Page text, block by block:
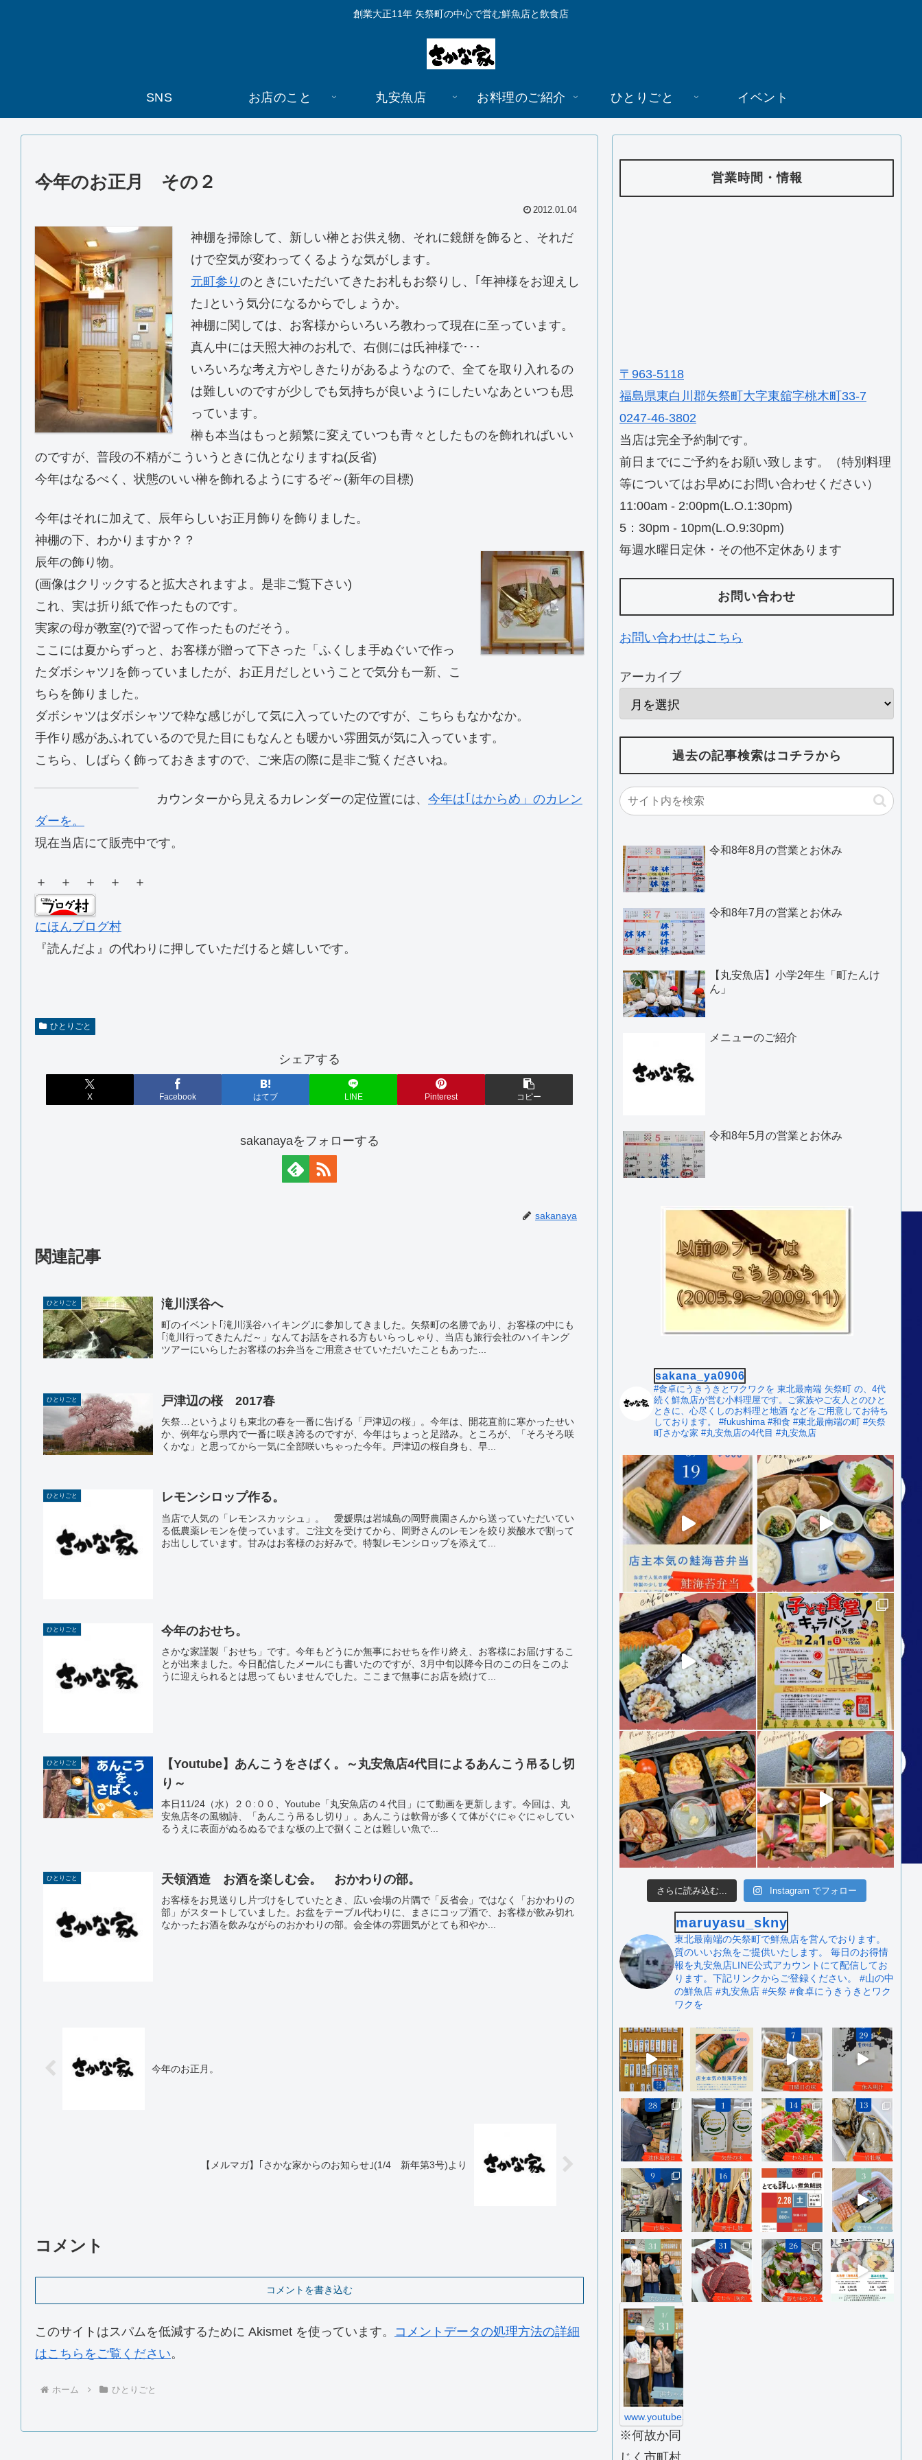
創業大正11年 矢祭町の中心で営む鮮魚店と飲食店
SNS お店のこと 丸安魚店 お料理のご紹介 ひとりごと イベント
今年のお正月 その２
2012.01.04
神棚を掃除して、新しい榊とお供え物、それに鏡餅を飾ると、それだ
けで空気が変わってくるような気がします。
元町参り のときにいただいてきたお札もお祭りし、｢年神様をお迎えし
た｣という気分になるからでしょうか。
神棚に関しては、お客様からいろいろ教わって現在に至っています。
真ん中には天照大神のお札で、右側には氏神様で･･･
いろいろな考え方やしきたりがあるようなので、全てを取り入れるの
は難しいのですが少しでも気持ちが良いようにしたいなあといつも思
っています。
榊も本当はもっと頻繁に変えていつも青々としたものを飾れればいい
のですが、普段の不精がこういうときに仇となりますね(反省)
今年はなるべく、状態のいい榊を飾れるようにするぞ～(新年の目標)
今年はそれに加えて、辰年らしいお正月飾りを飾りました。
神棚の下、わかりますか？？
辰年の飾り物。
(画像はクリックすると拡大されますよ。是非ご覧下さい)
これ、実は折り紙で作ったものです。
実家の母が教室(?)で習って作ったものだそう。
ここには夏からずっと、お客様が贈って下さった「ふくしま手ぬぐいで作っ
たダボシャツ｣を飾っていましたが、お正月だしということで気分も一新、こ
ちらを飾りました。
ダボシャツはダボシャツで粋な感じがして気に入っていたのですが、こちらもなかなか。
手作り感があふれているので見た目にもなんとも暖かい雰囲気が気に入っています。
こちら、しばらく飾っておきますので、ご来店の際に是非ご覧くださいね。
カウンターから見えるカレンダーの定位置には、 今年は｢はからめ」のカレン
ダーを。
現在当店にて販売中です。
＋ ＋ ＋ ＋ ＋
にほんブログ村
『読んだよ』の代わりに押していただけると嬉しいです。
ひとりごと
シェアする
X Facebook はてブ LINE Pinterest コピー
sakanayaをフォローする
sakanaya
関連記事
ひとりごと 滝川渓谷へ
町のイベント｢滝川渓谷ハイキング｣に参加してきました。矢祭町の名勝であり、お客様の中にも
｢滝川行ってきたんだ～」なんてお話をされる方もいらっしゃり、当店も旅行会社のハイキング
ツアーにいらしたお客様のお弁当をご用意させていただいたこともあった...
ひとりごと 戸津辺の桜 2017春
矢祭…というよりも東北の春を一番に告げる「戸津辺の桜」。今年は、開花直前に寒かったせい
か、例年なら県内で一番に咲き誇るのですが、今年はちょっと足踏み。ところが、「そろそろ咲
くかな」と思ってから一気に全部咲いちゃった今年。戸津辺の桜自身も、早...
ひとりごと レモンシロップ作る。
当店で人気の「レモンスカッシュ」。 愛媛県は岩城島の岡野農園さんから送っていただいてい
る低農薬レモンを使っています。ご注文を受けてから、岡野さんのレモンを絞り炭酸水で割って
お出ししています。甘みはお客様のお好みで。特製レモンシロップを添えて...
ひとりごと 今年のおせち。
さかな家謹製「おせち」です。今年もどうにか無事におせちを作り終え、お客様にお届けするこ
とが出来ました。今日配信したメールにも書いたのですが、3月中旬以降今日のこの日をこのよ
うに迎えられるとは思ってもいませんでした。ここまで無事にお店を続けて...
ひとりごと
【Youtube】あんこうをさばく。～丸安魚店4代目によるあんこう吊るし切
り～
本日11/24（水）２０:００、Youtube「丸安魚店の４代目」にて動画を更新します。今回は、丸
安魚店冬の風物詩、「あんこう吊るし切り」。あんこうは軟骨が多くて体がぐにゃぐにゃしてい
るうえに表面がぬるぬるでまな板の上で捌くことは難しい魚で...
ひとりごと 天領酒造 お酒を楽しむ会。 おかわりの部。
お客様をお見送りし片づけをしていたとき、広い会場の片隅で「反省会」ではなく「おかわりの
部」がスタートしていました。お盆をテーブル代わりに、まさにコップ酒で、お客様が飲み切れ
なかったお酒を飲みながらのおかわりの部。会全体の雰囲気がとても和やか...
今年のお正月。
【メルマガ】｢さかな家からのお知らせ｣(1/4 新年第3号)より
コメント
コメントを書き込む
このサイトはスパムを低減するために Akismet を使っています。 コメントデータの処理方法の詳細
はこちらをご覧ください。
ホーム ひとりごと
営業時間・情報
〒963-5118
福島県東白川郡矢祭町大字東舘字桃木町33-7
0247-46-3802
当店は完全予約制です。
前日までにご予約をお願い致します。（特別料理
等についてはお早めにお問い合わせください）
11:00am - 2:00pm(L.O.1:30pm)
5：30pm - 10pm(L.O.9:30pm)
毎週水曜日定休・その他不定休あります
お問い合わせ
お問い合わせはこちら
アーカイブ
過去の記事検索はコチラから
令和8年8月の営業とお休み
令和8年7月の営業とお休み
【丸安魚店】小学2年生「町たんけ
ん」
メニューのご紹介
令和8年5月の営業とお休み
sakana_ya0906
#食卓にうきうきとワクワクを 東北最南端 矢祭町 の、4代
続く鮮魚店が営む小料理屋です。ご家族やご友人とのひと
ときに、心尽くしのお料理と地酒 などをご用意してお待ち
しております。
#fukushima #和食 #東北最南端の町 #矢祭
町さかな家 #丸安魚店の4代目 #丸安魚店
さらに読み込む... Instagram でフォロー
maruyasu_skny
東北最南端の矢祭町で鮮魚店を営んでおります。
質のいいお魚をご提供いたします。
毎日のお得情
報を丸安魚店LINE公式アカウントにて配信してお
ります。下記リンクからご登録ください。
#山の中
の鮮魚店 #丸安魚店 #矢祭 #食卓にうきうきとワク
ワクを
www.youtube.com
※何故か同